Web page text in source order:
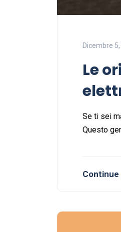
Dicembre
Le
Se ti sei
Questo